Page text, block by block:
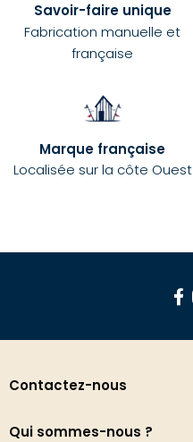
Savoir-faire unique
Fabrication manuelle et
française
Marque française
Localisée sur la côte Ouest
Contactez-nous
Qui sommes-nous ?